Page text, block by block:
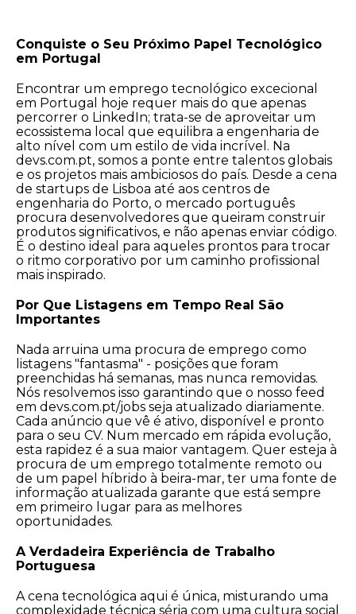
Conquiste o Seu Próximo Papel Tecnológico
em Portugal
Encontrar um emprego tecnológico excecional
em Portugal hoje requer mais do que apenas
percorrer o LinkedIn; trata-se de aproveitar um
ecossistema local que equilibra a engenharia de
alto nível com um estilo de vida incrível. Na
devs.com.pt, somos a ponte entre talentos globais
e os projetos mais ambiciosos do país. Desde a cena
de startups de Lisboa até aos centros de
engenharia do Porto, o mercado português
procura desenvolvedores que queiram construir
produtos significativos, e não apenas enviar código.
É o destino ideal para aqueles prontos para trocar
o ritmo corporativo por um caminho profissional
mais inspirado.
Por Que Listagens em Tempo Real São
Importantes
Nada arruina uma procura de emprego como
listagens "fantasma" - posições que foram
preenchidas há semanas, mas nunca removidas.
Nós resolvemos isso garantindo que o nosso feed
em devs.com.pt/jobs seja atualizado diariamente.
Cada anúncio que vê é ativo, disponível e pronto
para o seu CV. Num mercado em rápida evolução,
esta rapidez é a sua maior vantagem. Quer esteja à
procura de um emprego totalmente remoto ou
de um papel híbrido à beira-mar, ter uma fonte de
informação atualizada garante que está sempre
em primeiro lugar para as melhores
oportunidades.
A Verdadeira Experiência de Trabalho
Portuguesa
A cena tecnológica aqui é única, misturando uma
complexidade técnica séria com uma cultura social